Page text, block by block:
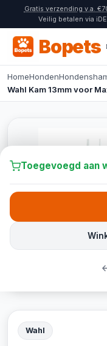
Gratis verzending v.a.
Veilig betalen via
Bopets
HomeHonden
Wahl Kam 13mm voor
Wahl
Toegevoegd aan